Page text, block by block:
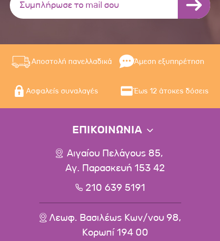
Αποστολή πανελλαδικά Άμεση εξυπηρέτηση
Ασφαλείς συναλαγές Έως 12 άτοκες δόσεις
ΕΠΙΚΟΙΝΩΝΙΑ
Αιγαίου Πελάγους 85,
Αγ. Παρασκευή 153 42
210 639 5191
Λεωφ. Βασιλέως Κων/νου 98,
Κορωπί 194 00